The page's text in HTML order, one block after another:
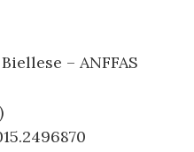
– ANFFAS